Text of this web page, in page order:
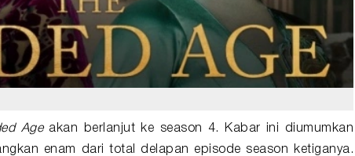
Ageakan berlanjut ke season 4. Kabar ini diumumkan
enam dari total delapan episode season ketiganya.